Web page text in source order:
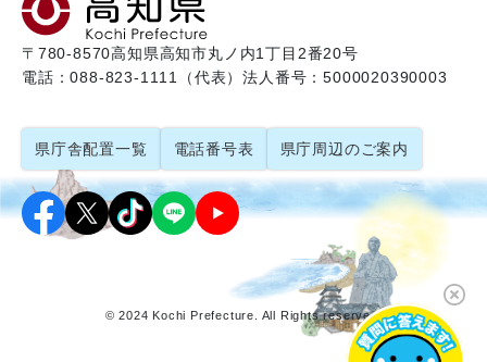
〒780-8570高知県高知市丸ノ内1丁目2番20号
電話：088-823-1111（代表）法人番号：5000020390003
県庁舎配置一覧 電話番号表 県庁周辺のご案内
© 2024 Kochi Prefecture. All Rights reserved.